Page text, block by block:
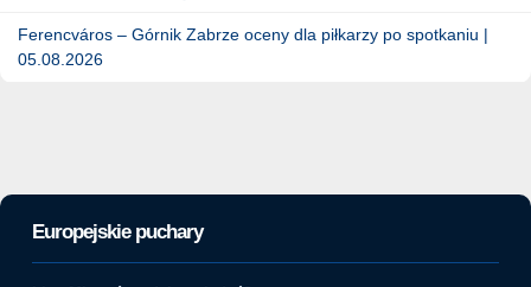
Ferencváros – Górnik Zabrze oceny dla piłkarzy po spotkaniu |
05.08.2026
Europejskie puchary